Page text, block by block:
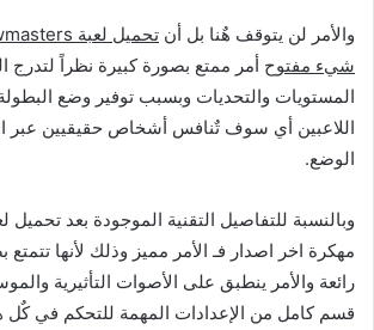
والأمر لن يتوقف هٌنا بل أن
شيء مفتوح أمر ممتع بصورة كبيرة نظراً لتدرج
المستويات والتحديات وبسبب توفير وضع
اللاعبين أي سوف تٌنافس أشخاص حقيقيين عبر
الوضع.
مهكرة اخر اصدار فـ الأمر مميز وذلك لأنها
رائعة والأمر ينطبق على الأصوات التأثيرية
قسم كامل من الإعدادات المهمة للتحكم في كٌل